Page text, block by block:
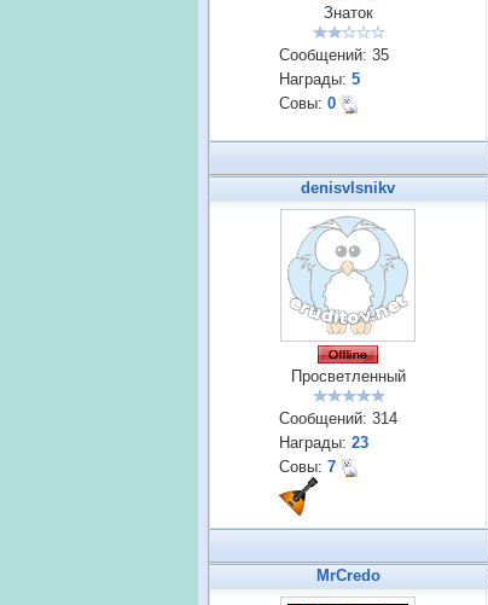
Знаток
Сообщений: 35
Награды: 5
Совы: 0
denisvlsnikv
Просветленный
Сообщений: 314
Награды: 23
Совы: 7
MrCredo